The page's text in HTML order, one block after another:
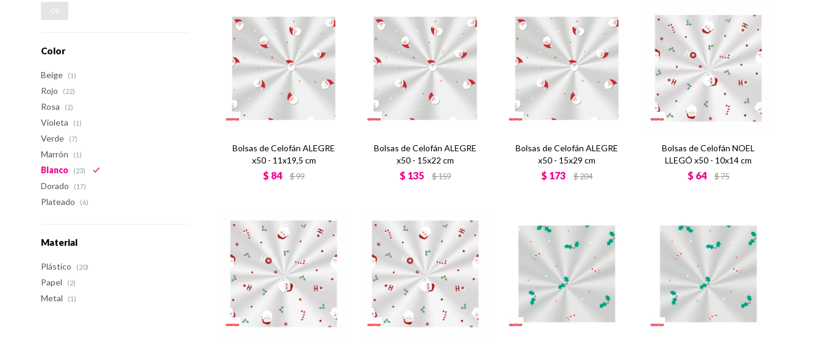
Bolsas de Celofán ALEGRE
x50 - 11x19,5 cm
$ 84 $99
Bolsas de Celofán ALEGRE
x50 - 15x22 cm
$ 135 $159
Bolsas de Celofán ALEGRE
x50 - 15x29 cm
$ 173 $204
Bolsas de Celofán NOEL
LLEGÓ x50 - 10x14 cm
$ 64 $75
OK
Color
Beige (1)
Rojo (22)
Rosa (2)
Violeta (1)
Verde (7)
Marrón (1)
Blanco (23)
Dorado (17)
Plateado (6)
Material
Plástico (20)
Papel (2)
Metal (1)